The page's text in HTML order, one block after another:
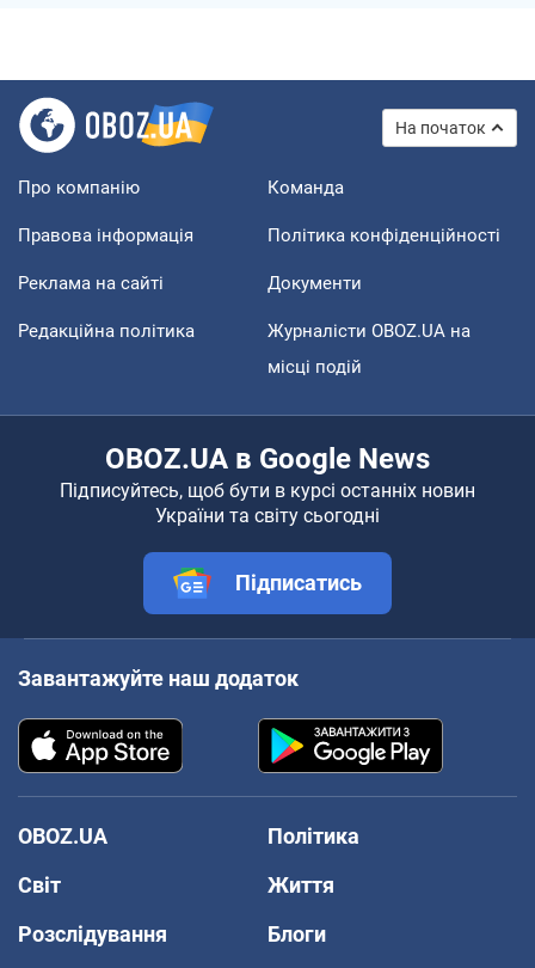
На початок
Про компанію Команда
Правова інформація Політика конфіденційності
Реклама на сайті Документи
Редакційна політика
Журналісти OBOZ.UA на
місці подій
OBOZ.UA в Google News
Підписуйтесь, щоб бути в курсі останніх новин
України та світу сьогодні
Підписатись
Завантажуйте наш додаток
OBOZ.UA
Політика
Світ
Життя
Розслідування
Блоги